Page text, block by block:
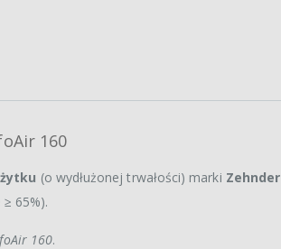
160
(o wydłużonej trwałości) marki Zehnder
65%).
160.